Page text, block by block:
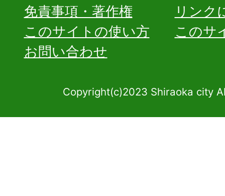
免責事項・著作権
リンク
このサイトの使い方
このサ
お問い合わせ
Copyright(c)2023 Shiraoka city